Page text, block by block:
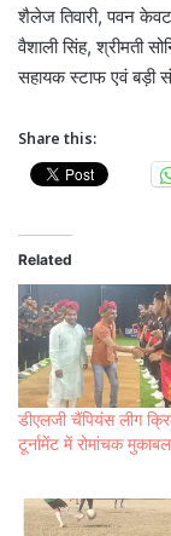
शैलेज तिवारी, पवन केवट
वैशाली सिंह, श्रीमती
सहायक स्टाफ एवं बड़ी
Share this:
Related
डीएलजी चैंपियंस लीग
टूर्नामेंट में रोमांचक